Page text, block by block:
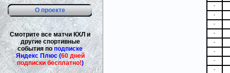
О проекте
Смотрите все матчи КХЛ и
другие спортивные
события поподписке
Яндекс Плюс (60 дней
подписки бесплатно!)
-
-
-
-
-
-
-
-